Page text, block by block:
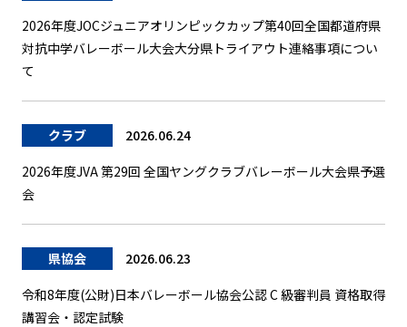
2026年度JOCジュニアオリンピックカップ第40回全国都道府県
対抗中学バレーボール大会大分県トライアウト連絡事項につい
て
クラブ 2026.06.24
2026年度JVA 第29回 全国ヤングクラブバレーボール大会県予選
会
県協会 2026.06.23
令和8年度(公財)日本バレーボール協会公認 C 級審判員 資格取得
講習会・認定試験